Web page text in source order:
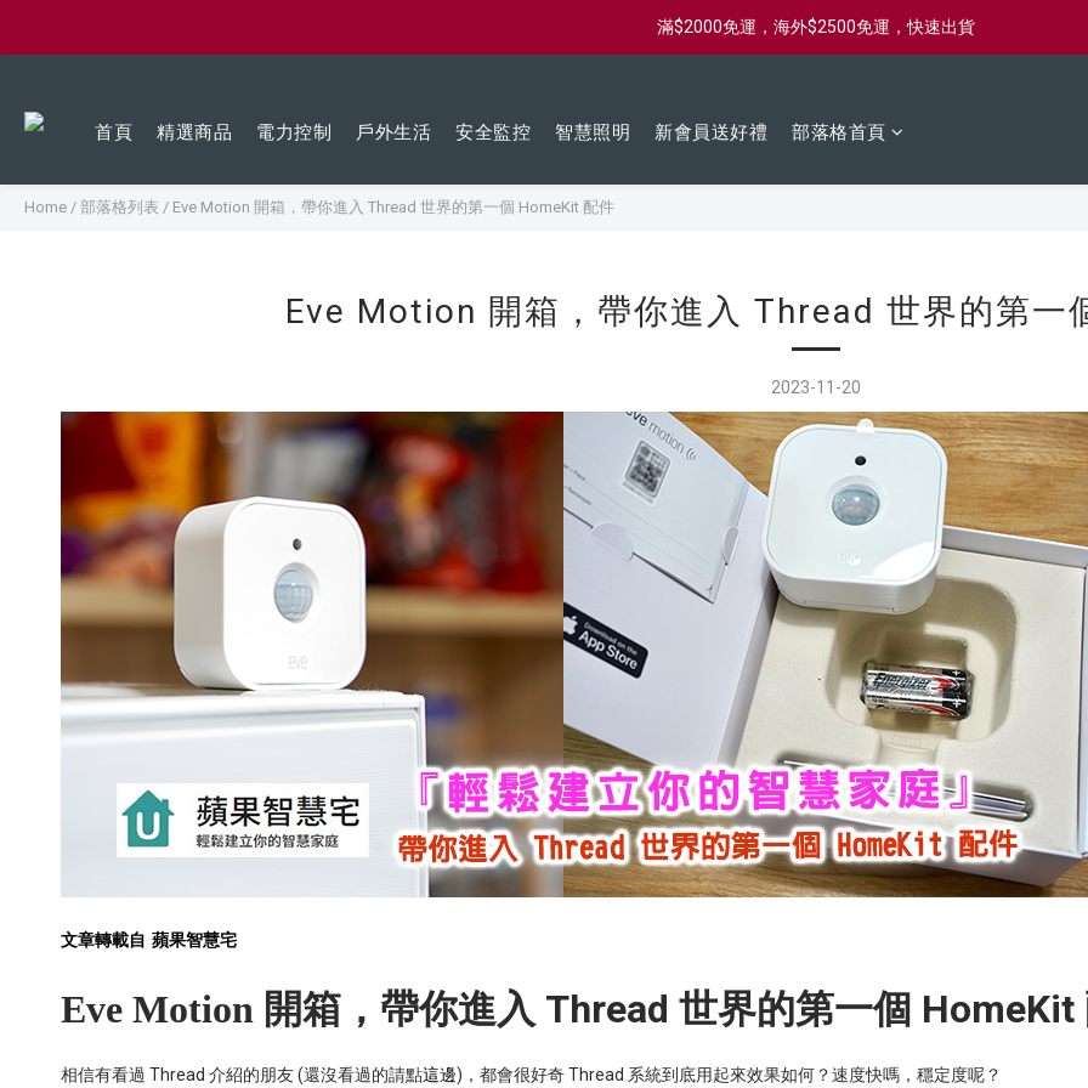
新會員首購滿$2000，送購物金$2000
新會員首購滿$2000，送購物金$2000
新會員首購滿$2000，送購物金$2000
首頁 精選商品 電力控制 戶外生活 安全監控 智慧照明 新會員送好禮 部落格首頁
Home / 部落格列表 / Eve Motion 開箱，帶你進入 Thread 世界的第一個 HomeKit 配件
Eve Motion 開箱，帶你進入 Thread 世界的第一
2023-11-20
文章轉載自 蘋果智慧宅
Eve Motion 開箱，帶你進入 Thread 世界的第一個 HomeKit
相信有看過 Thread 介紹的朋友(還沒看過的請點這邊) ，都會很好奇Thread 系統到底用起來效果如何？速度快嗎，穩定度呢？